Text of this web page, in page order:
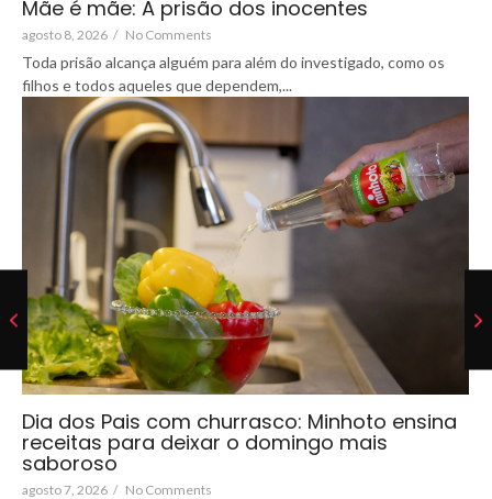
Mãe é mãe: A prisão dos inocentes
agosto 8, 2026 / No Comments
Toda prisão alcança alguém para além do investigado, como os
filhos e todos aqueles que dependem,...
Dia dos Pais com churrasco: Minhoto ensina
receitas para deixar o domingo mais
saboroso
agosto 7, 2026 / No Comments